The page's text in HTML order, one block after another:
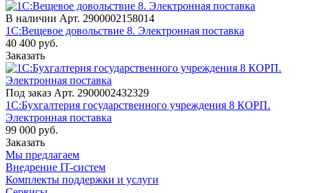
В наличии Арт. 2900002158014
1С:Вещевое довольствие 8. Электронная поставка
40 400 руб.
Заказать
Под заказ Арт. 2900002432329
1C:Бухгалтерия государственного учреждения 8 КОРП.
Электронная поставка
99 000 руб.
Заказать
Мы предлагаем
Внедрение IT-систем
Комплекты поддержки и услуги